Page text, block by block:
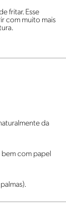
fritar. Esse
com muito mais
da
com papel